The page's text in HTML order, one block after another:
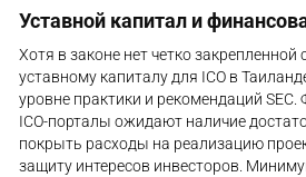
Уставной капитал и
Хотя в законе нет четко
уставному капиталу для ICO в
уровне практики и рекомендаций SEC.
ICO-порталы ожидают наличие
покрыть расходы на реализацию
защиту интересов инвесторов.